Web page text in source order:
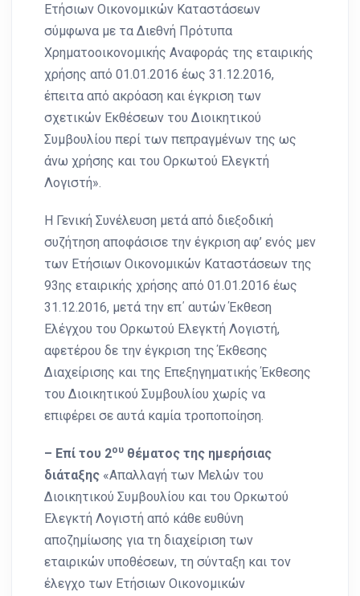
Ετήσιων Οικονομικών Καταστάσεων
σύμφωνα με τα Διεθνή Πρότυπα
Χρηματοοικονομικής Αναφοράς της εταιρικής
χρήσης από 01.01.2016 έως 31.12.2016,
έπειτα από ακρόαση και έγκριση των
σχετικών Εκθέσεων του Διοικητικού
Συμβουλίου περί των πεπραγμένων της ως
άνω χρήσης και του Ορκωτού Ελεγκτή
Λογιστή».
Η Γενική Συνέλευση μετά από διεξοδική
συζήτηση αποφάσισε την έγκριση αφ’ ενός μεν
των Ετήσιων Οικονομικών Καταστάσεων της
93ης εταιρικής χρήσης από 01.01.2016 έως
31.12.2016, μετά την επ΄ αυτών Έκθεση
Ελέγχου του Ορκωτού Ελεγκτή Λογιστή,
αφετέρου δε την έγκριση της Έκθεσης
Διαχείρισης και της Επεξηγηματικής Έκθεσης
του Διοικητικού Συμβουλίου χωρίς να
επιφέρει σε αυτά καμία τροποποίηση.
– Επί του 2ου θέματος της ημερήσιας
διάταξης «Απαλλαγή των Μελών του
Διοικητικού Συμβουλίου και του Ορκωτού
Ελεγκτή Λογιστή από κάθε ευθύνη
αποζημίωσης για τη διαχείριση των
εταιρικών υποθέσεων, τη σύνταξη και τον
έλεγχο των Ετήσιων Οικονομικών